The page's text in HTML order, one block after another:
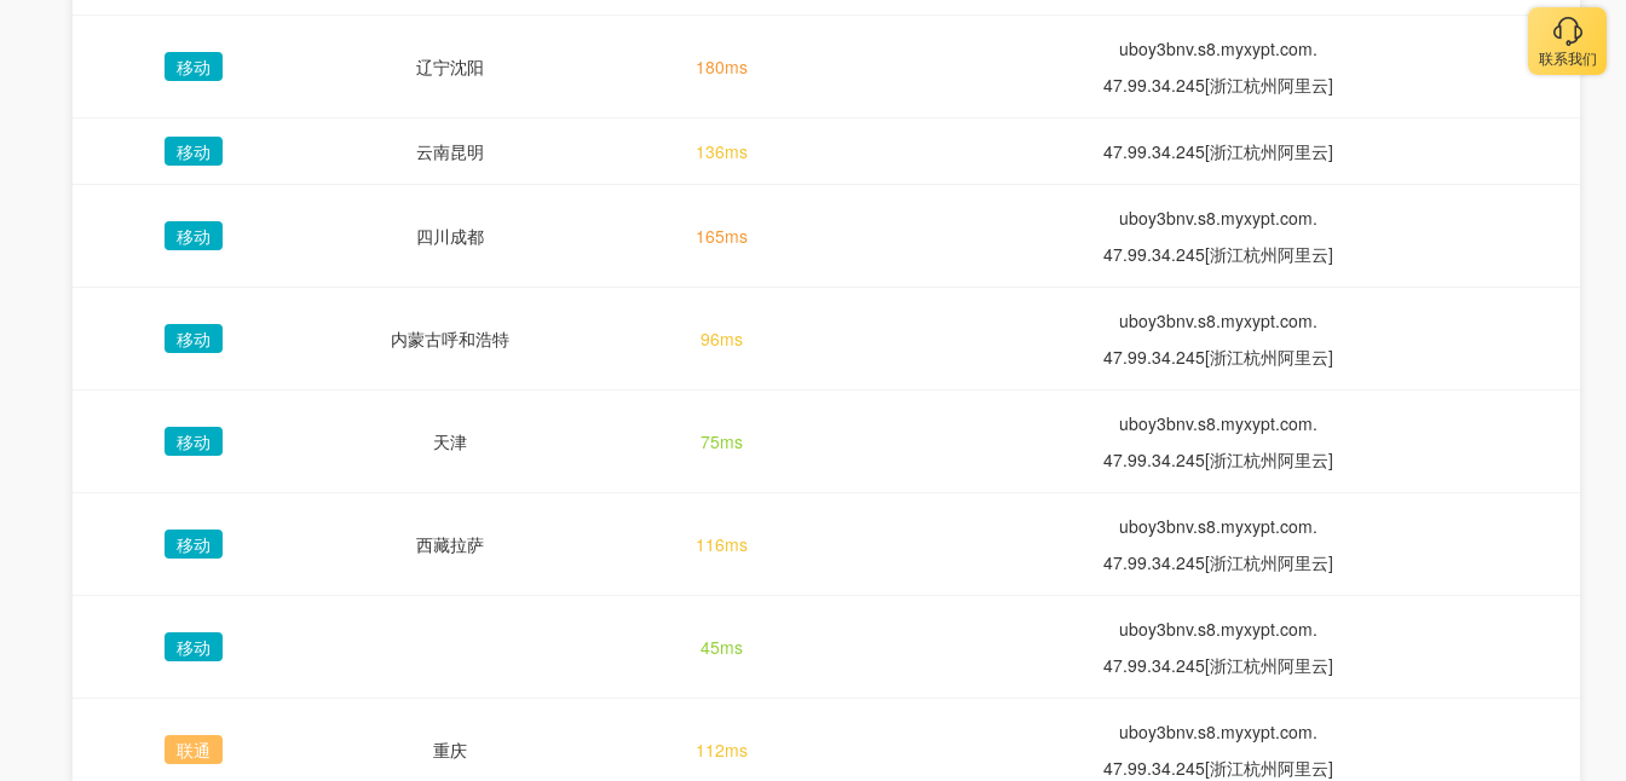
移动 辽宁沈阳 180ms
uboy3bnv.s8.myxypt.com.
47.99.34.245[浙江杭州阿里云]
移动 云南昆明 136ms 47.99.34.245[浙江杭州阿里云]
移动 四川成都 165ms
uboy3bnv.s8.myxypt.com.
47.99.34.245[浙江杭州阿里云]
移动 内蒙古呼和浩特 96ms
uboy3bnv.s8.myxypt.com.
47.99.34.245[浙江杭州阿里云]
移动 天津 75ms
uboy3bnv.s8.myxypt.com.
47.99.34.245[浙江杭州阿里云]
移动 西藏拉萨 116ms
uboy3bnv.s8.myxypt.com.
47.99.34.245[浙江杭州阿里云]
移动 45ms
uboy3bnv.s8.myxypt.com.
47.99.34.245[浙江杭州阿里云]
联通 重庆 112ms
uboy3bnv.s8.myxypt.com.
47.99.34.245[浙江杭州阿里云]
联系我们